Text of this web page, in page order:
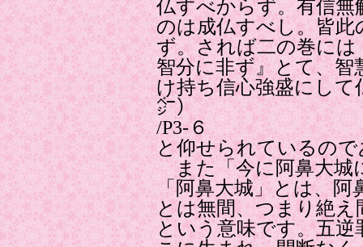
仏すべからず。有信
のは成仏すべし。皆
ず。されば二の巻に
智分に非ず』とて、智
け持ち信心強盛にし
㌻）
/P3-６
と仰せられているの
また「今に阿鼻大城
「阿鼻大城」とは、阿
とは無間、つまり絶
という意味です。五